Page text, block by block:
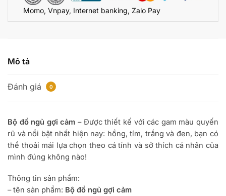
Momo, Vnpay, Internet banking, Zalo Pay
Mô tả
Đánh giá 0
Bộ đồ ngủ gợi cảm– Được thiết kế với các gam màu quyến
rũ và nổi bật nhất hiện nay: hồng, tím, trắng và đen, bạn có
thể thoải mái lựa chọn theo cá tính và sở thích cá nhân của
mình đúng không nào!
Thông tin sản phẩm:
– tên sản phẩm: Bộ đồ ngủ gợi cảm